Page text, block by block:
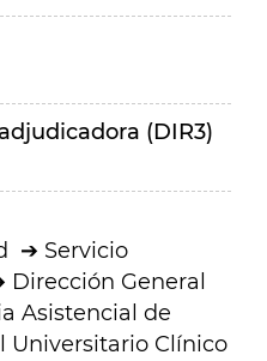
(DIR3)
Servicio
Dirección General
Asistencial de
Universitario Clínico